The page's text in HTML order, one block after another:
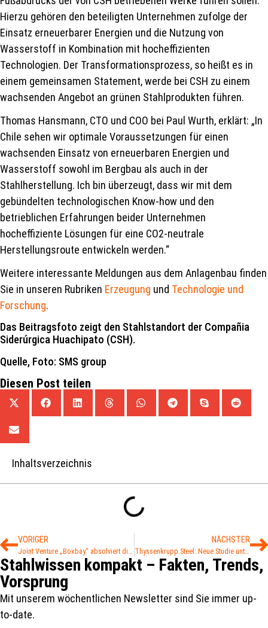
Hierzu gehören den beteiligten Unternehmen zufolge der
Einsatz erneuerbarer Energien und die Nutzung von
Wasserstoff in Kombination mit hocheffizienten
Technologien. Der Transformationsprozess, so heißt es in
einem gemeinsamen Statement, werde bei CSH zu einem
wachsenden Angebot an grünen Stahlprodukten führen.
Thomas Hansmann, CTO und COO bei Paul Wurth, erklärt: „In
Chile sehen wir optimale Voraussetzungen für einen
wachsenden Einsatz von erneuerbaren Energien und
Wasserstoff sowohl im Bergbau als auch in der
Stahlherstellung. Ich bin überzeugt, dass wir mit dem
gebündelten technologischen Know-how und den
betrieblichen Erfahrungen beider Unternehmen
hocheffiziente Lösungen für eine CO2-neutrale
Herstellungsroute entwickeln werden.“
Weitere interessante Meldungen aus dem Anlagenbau finden
Sie in unseren Rubriken Erzeugung und Technologie und
Forschung.
Das Beitragsfoto zeigt den Stahlstandort der Compañia
Siderúrgica Huachipato (CSH).
Quelle, Foto: SMS group
Diesen Post teilen
Inhaltsverzeichnis
VORIGER NÄCHSTER
Thyssenkrupp Steel: Neue Studie unterstützt Konzept für Klimaneutralität
Stahlwissen kompakt – Fakten, Trends,
Vorsprung
Mit unserem wöchentlichen Newsletter sind Sie immer up-
to-date.